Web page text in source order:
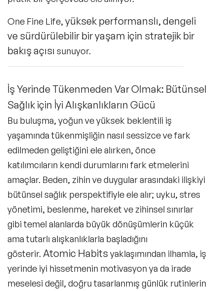
One Fine Life, yüksek performanslı, dengeli
ve sürdürülebilir bir yaşam için stratejik bir
bakış açısı sunuyor.
İş Yerinde Tükenmeden Var Olmak: Bütünsel
Sağlık için İyi Alışkanlıkların Gücü
Bu buluşma, yoğun ve yüksek beklentili iş
yaşamında tükenmişliğin nasıl sessizce ve fark
edilmeden geliştiğini ele alırken, önce
katılımcıların kendi durumlarını fark etmelerini
amaçlar. Beden, zihin ve duygular arasındaki ilişkiyi
bütünsel sağlık perspektifiyle ele alır; uyku, stres
yönetimi, beslenme, hareket ve zihinsel sınırlar
gibi temel alanlarda büyük dönüşümlerin küçük
ama tutarlı alışkanlıklarla başladığını
gösterir. Atomic Habits yaklaşımından ilhamla, iş
yerinde iyi hissetmenin motivasyon ya da irade
meselesi değil, doğru tasarlanmış günlük rutinlerin